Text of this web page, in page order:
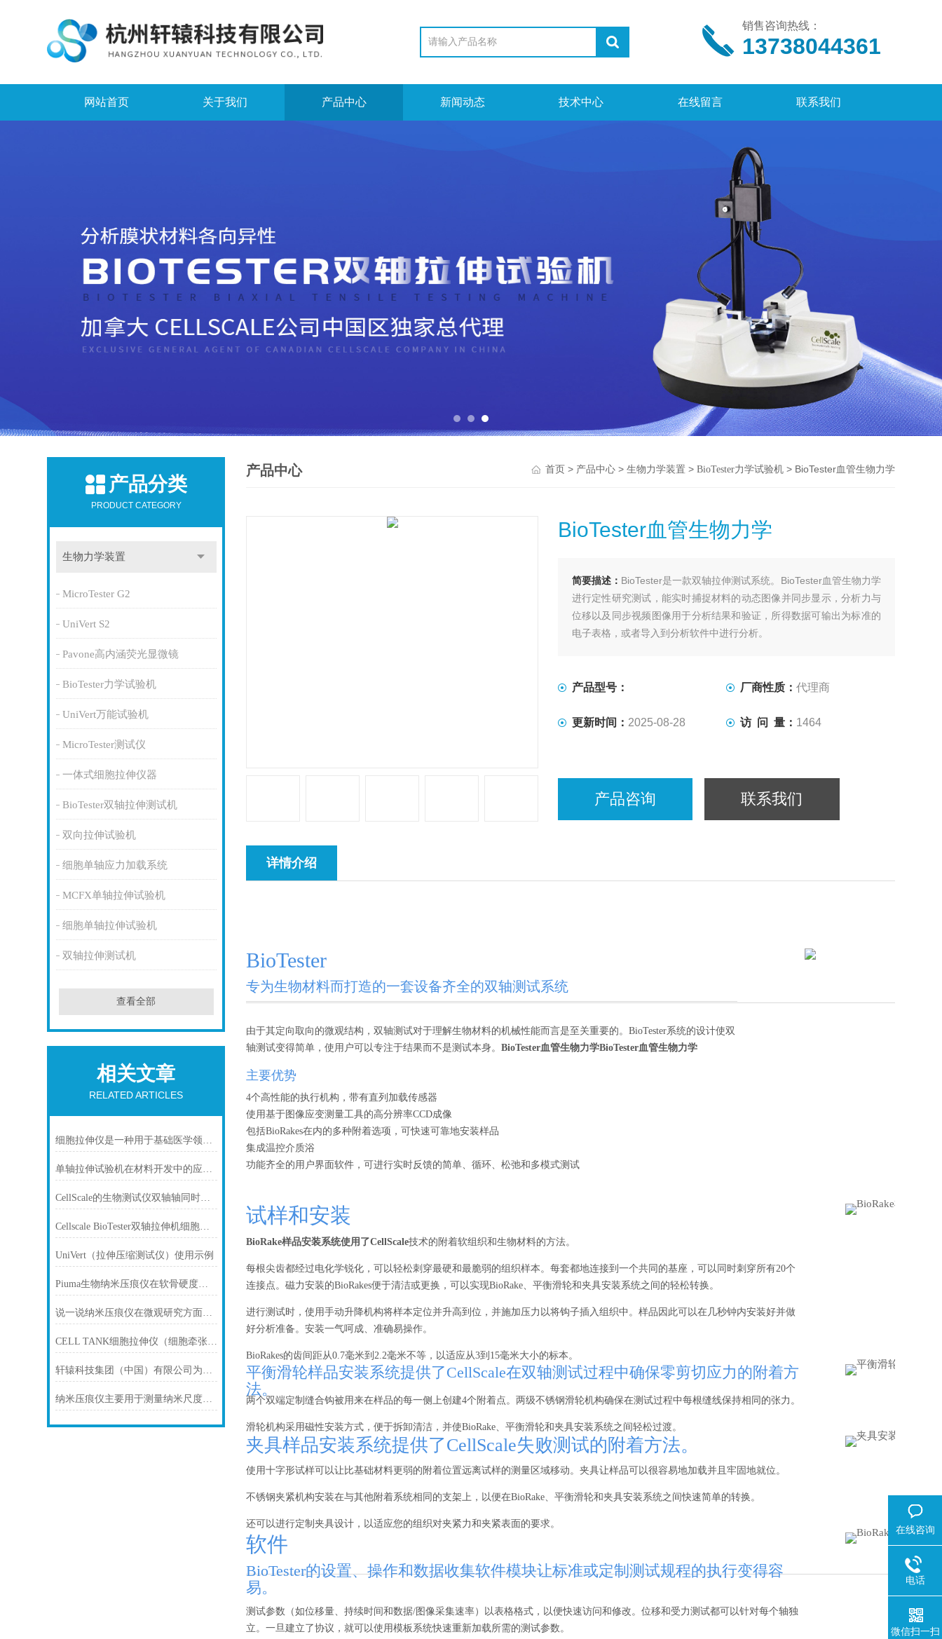
销售咨询热线：
13738044361
网站首页 关于我们 产品中心 新闻动态 技术中心 在线留言 联系我们
产品分类
PRODUCT CATEGORY
生物力学装置
MicroTester G2
UniVert S2
Pavone高内涵荧光显微镜
BioTester力学试验机
UniVert万能试验机
MicroTester测试仪
一体式细胞拉伸仪器
BioTester双轴拉伸测试机
双向拉伸试验机
细胞单轴应力加载系统
MCFX单轴拉伸试验机
细胞单轴拉伸试验机
双轴拉伸测试机
查看全部
相关文章
RELATED ARTICLES
细胞拉伸仪是一种用于基础医学领域的分析仪器
单轴拉伸试验机在材料开发中的应用与意义
CellScale的生物测试仪双轴轴同时延伸测试仪
Cellscale BioTester双轴拉伸机细胞化组织缩回
UniVert（拉伸压缩测试仪）使用示例
Piuma生物纳米压痕仪在软骨硬度在微观和宏观尺度上的空间变化的应用
说一说纳米压痕仪在微观研究方面的应用
CELL TANK细胞拉伸仪（细胞牵张应变、细胞拉伸、细胞应力、细胞牵张力）
轩辕科技集团（中国）有限公司为荷兰Optics11总代理
纳米压痕仪主要用于测量纳米尺度的硬度与弹性模量
产品中心 首页> 产品中心> 生物力学装置 > BioTester力学试验机> BioTester血管生物力学
BioTester血管生物力学
简要描述： BioTester是一款双轴拉伸测试系统。BioTester血管生物力学
进行定性研究测试，能实时捕捉材料的动态图像并同步显示，分析力与
位移以及同步视频图像用于分析结果和验证，所得数据可输出为标准的
电子表格，或者导入到分析软件中进行分析。
定。夹具可选多种测量模式。
产品型号： 厂商性质：代理商
更新时间： 2025-08-28 访 问 量： 1464
产品咨询 联系我们
详情介绍
BioTester
专为生物材料而打造的一套设备齐全的双轴测试系统
由于其定向取向的微观结构，双轴测试对于理解生物材料的机械性能而言是至关重要的。BioTester系统的设计使双
轴测试变得简单，使用户可以专注于结果而不是测试本身。BioTester血管生物力学BioTester血管生物力学
主要优势
4个高性能的执行机构，带有直列加载传感器
使用基于图像应变测量工具的高分辨率CCD成像
包括BioRakes在内的多种附着选项，可快速可靠地安装样品
集成温控介质浴
功能齐全的用户界面软件，可进行实时反馈的简单、循环、松弛和多模式测试
试样和安装
BioRake样品安装系统使用了CellScale技术的附着软组织和生物材料的方法。
每根尖齿都经过电化学锐化，可以轻松刺穿最硬和最脆弱的组织样本。每套都地连接到一个共同的基座，可以同时刺穿所有20个
连接点。磁力安装的BioRakes便于清洁或更换，可以实现BioRake、平衡滑轮和夹具安装系统之间的轻松转换。
进行测试时，使用手动升降机构将样本定位并升高到位，并施加压力以将钩子插入组织中。样品因此可以在几秒钟内安装好并做
好分析准备。安装一气呵成、准确易操作。
BioRakes的齿间距从0.7毫米到2.2毫米不等，以适应从3到15毫米大小的标本。
平衡滑轮样品安装系统提供了CellScale在双轴测试过程中确保零剪切应力的附着方
法。
两个双端定制缝合钩被用来在样品的每一侧上创建4个附着点。两级不锈钢滑轮机构确保在测试过程中每根缝线保持相同的张力。
滑轮机构采用磁性安装方式，便于拆卸清洁，并使BioRake、平衡滑轮和夹具安装系统之间轻松过渡。
夹具样品安装系统提供了CellScale失败测试的附着方法。
使用十字形试样可以让比基础材料更弱的附着位置远离试样的测量区域移动。夹具让样品可以很容易地加载并且牢固地就位。
不锈钢夹紧机构安装在与其他附着系统相同的支架上，以便在BioRake、平衡滑轮和夹具安装系统之间快速简单的转换。
还可以进行定制夹具设计，以适应您的组织对夹紧力和夹紧表面的要求。
软件
BioTester的设置、操作和数据收集软件模块让标准或定制测试规程的执行变得容
易。
测试参数（如位移量、持续时间和数据/图像采集速率）以表格格式，以便快速访问和修改。位移和受力测试都可以针对每个轴独
立。一旦建立了协议，就可以使用模板系统快速重新加载所需的测试参数。
在线咨询
电话
微信扫一扫